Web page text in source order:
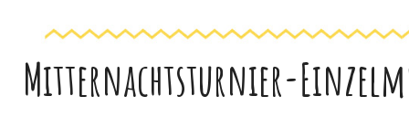
Mitternachtsturnier-